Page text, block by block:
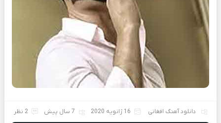
دانلود آهنگ افغانی 16 ژانویه 2020 7 سال پیش 2 نظر